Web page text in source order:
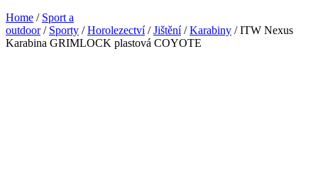
Home / Sport a
outdoor/ Sporty /Horolezectví/Jištění/Karabiny / ITW Nexus
Karabina GRIMLOCK plastová COYOTE